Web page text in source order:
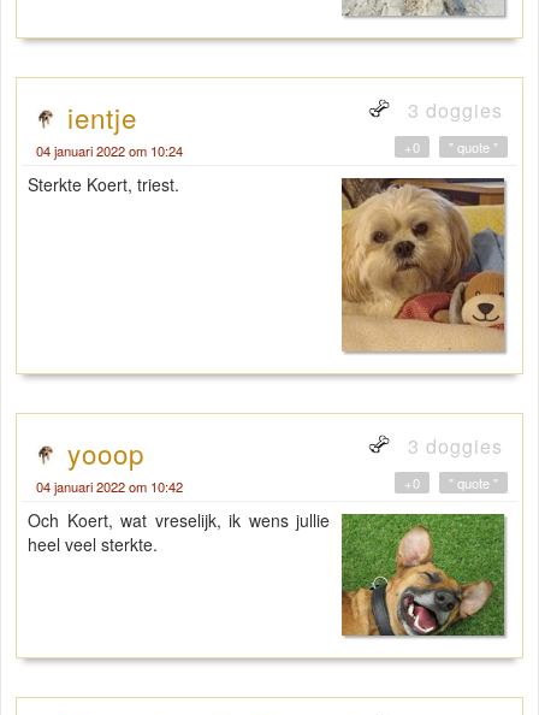
ientje 3 doggies
04 januari 2022 om 10:24 " quote "
+0
Sterkte Koert, triest.
yooop 3 doggies
04 januari 2022 om 10:42 " quote "
+0
Och Koert, wat vreselijk, ik wens jullie
heel veel sterkte.